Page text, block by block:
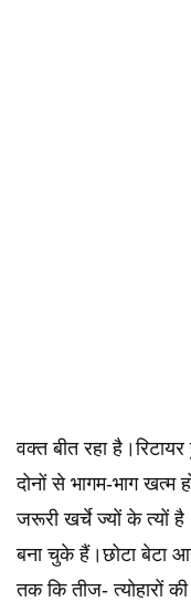
वक्त बीत रहा
दोनों से भागम-भाग
जरूरी खर्चे ज्यों के त्यों
बना चुके हैं।छोटा बेटा
तक कि तीज- त्योहारों